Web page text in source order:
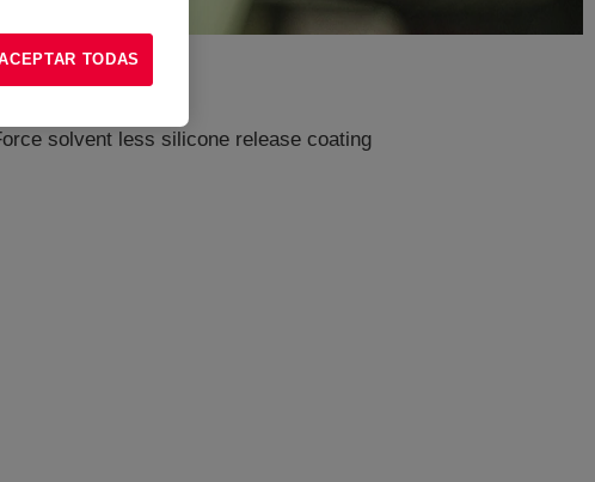
solvent less silicone release coating
TODAS